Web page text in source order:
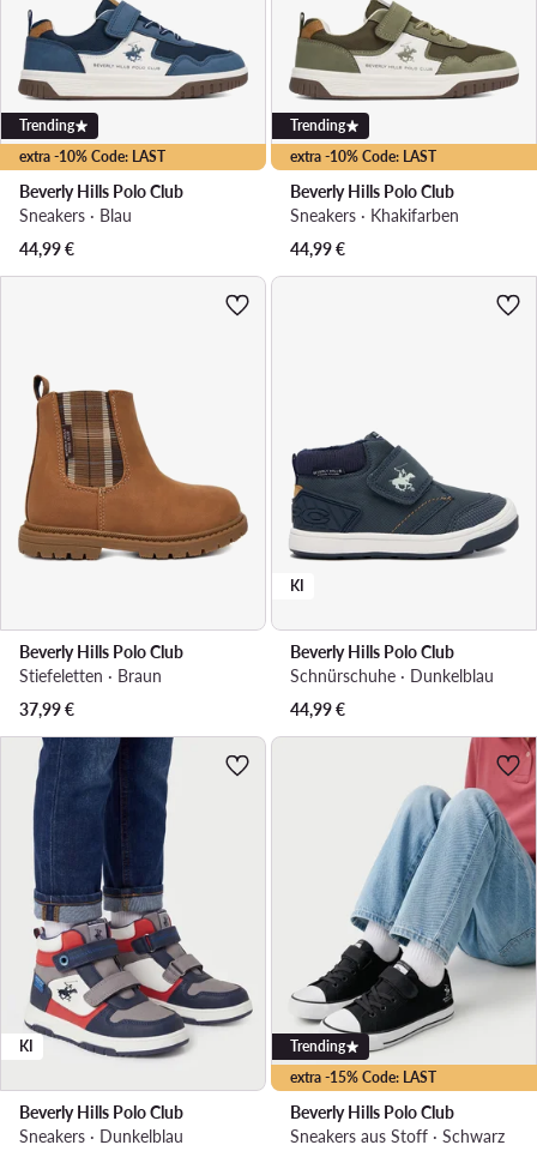
extra -10% Code: LAST
Trending
Beverly Hills Polo Club
Sneakers · Blau
44,99€
extra -10% Code: LAST
Trending
Beverly Hills Polo Club
Sneakers · Khakifarben
44,99€
Beverly Hills Polo Club
Stiefeletten · Braun
37,99€
KI
Beverly Hills Polo Club
Schnürschuhe · Dunkelblau
44,99€
KI
Beverly Hills Polo Club
Sneakers · Dunkelblau
extra -15% Code: LAST
Trending
Beverly Hills Polo Club
Sneakers aus Stoff · Schwarz